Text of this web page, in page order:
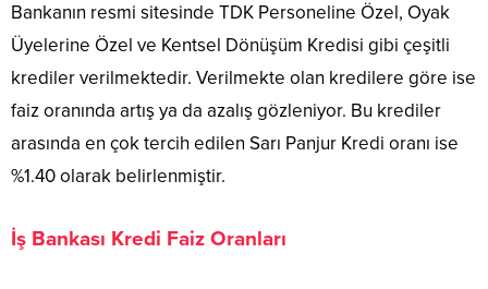
Bankanın resmi sitesinde TDK Personeline Özel, Oyak
Üyelerine Özel ve Kentsel Dönüşüm Kredisi gibi çeşitli
krediler verilmektedir. Verilmekte olan kredilere göre ise
faiz oranında artış ya da azalış gözleniyor. Bu krediler
arasında en çok tercih edilen Sarı Panjur Kredi oranı ise
%1.40 olarak belirlenmiştir.
İş Bankası Kredi Faiz Oranları